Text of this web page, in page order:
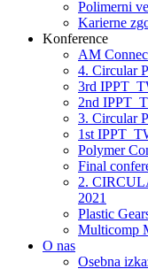
Polimerni
Karierne
Konference
AM
4. Circular
3rd
2nd
3. Circular
1st
Polymer
Final
2.
2021
Plastic
Multicomp
O nas
Osebna